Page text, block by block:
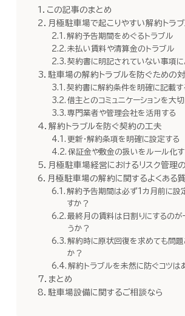
この記事のまとめ
月極駐車場で起こりやすい解約トラ
解約予告期間をめぐるトラブル
未払い賃料や清算金のトラブル
契約書に明記されていない事項に
駐車場の解約トラブルを防ぐための
契約書に解約条件を明確に記載す
借主とのコミュニケーションを大
専門業者や管理会社を活用する
解約トラブルを防ぐ契約の工夫
更新・解約条項を明確に設定する
保証金や敷金の扱いをルール化す
月極駐車場経営におけるリスク管理
月極駐車場の解約に関するよくある
解約予告期間は必ず1カ月前に設
すか？
最終月の賃料は日割りにするのが
うか？
解約時に原状回復を求めても問題
か？
解約トラブルを未然に防ぐコツは
まとめ
駐車場設備に関するご相談なら